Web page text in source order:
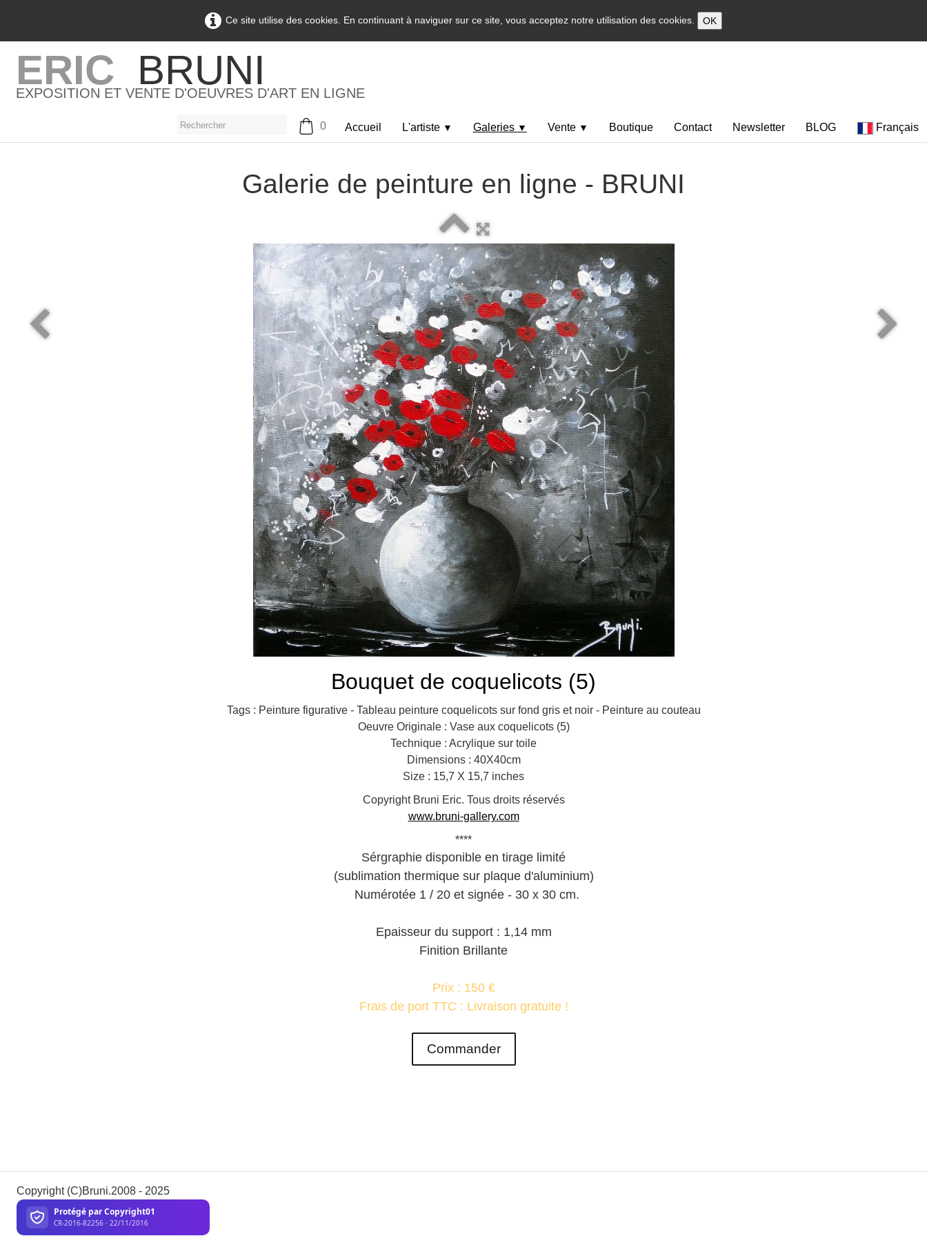
Ce site utilise des cookies. En continuant à naviguer sur ce site, vous acceptez notre utilisation des cookies. OK
ERIC BRUNI
EXPOSITION ET VENTE D'OEUVRES D'ART EN LIGNE
0 Accueil L'artiste ▼ Galeries ▼ Vente ▼ Boutique Contact Newsletter BLOG Français
Galerie de peinture en ligne - BRUNI
Bouquet de coquelicots (5)
Tags : Peinture figurative - Tableau peinture coquelicots sur fond gris et noir - Peinture au couteau
Oeuvre Originale : Vase aux coquelicots (5)
Technique : Acrylique sur toile
Dimensions : 40X40cm
Size : 15,7 X 15,7 inches
Copyright Bruni Eric. Tous droits réservés
www.bruni-gallery.com
****
Sérgraphie disponible en tirage limité
(sublimation thermique sur plaque d'aluminium)
Numérotée 1 / 20 et signée - 30 x 30 cm.
Epaisseur du support : 1,14 mm
Finition Brillante
Prix : 150 €
Frais de port TTC : Livraison gratuite !
Commander
Copyright (C)Bruni.2008 - 2025